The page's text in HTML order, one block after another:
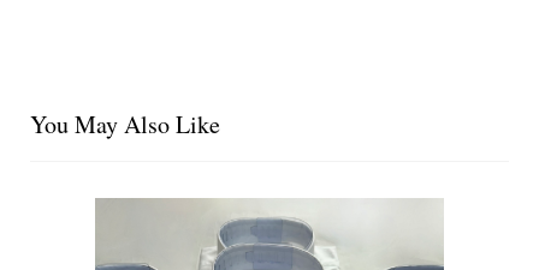
You May Also Like